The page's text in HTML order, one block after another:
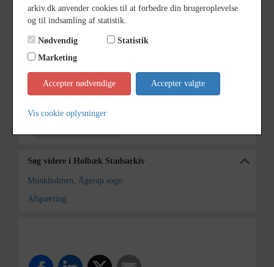
Bemærkning Journalnr. 1993/45.
Årstal
Dateringsnote
Fotograf Ukendt
Arkiv Holbæk Stadsarkiv
Søg videre i Holbæk Stadsarkiv
Munkholmen, Ågerup sogn
Afspærring
arkiv.dk anvender cookies til at forbedre din brugeroplevelse
og til indsamling af statistik.
Nødvendig
Statistik
Marketing
Accepter nødvendige Accepter valgte
Vis cookie oplysninger